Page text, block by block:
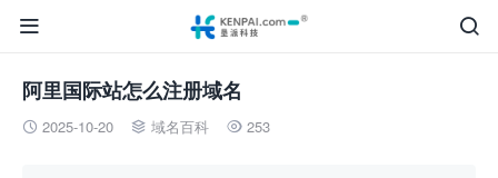


阿里国际站怎么注册域名
 2025-10-20  域名百科  253